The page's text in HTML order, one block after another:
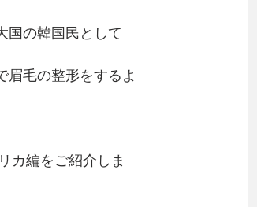
国の韓国民として
眉毛の整形をするよ
カ編をご紹介しま